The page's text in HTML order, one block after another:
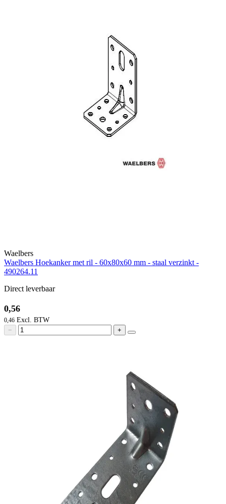
Waelbers
Waelbers Hoekanker met ril - 60x80x60 mm - staal verzinkt -
490264.11
Direct leverbaar
0,56
0,46
− +